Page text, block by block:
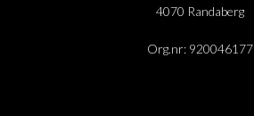
4070 Randaberg
Org.nr: 920046177